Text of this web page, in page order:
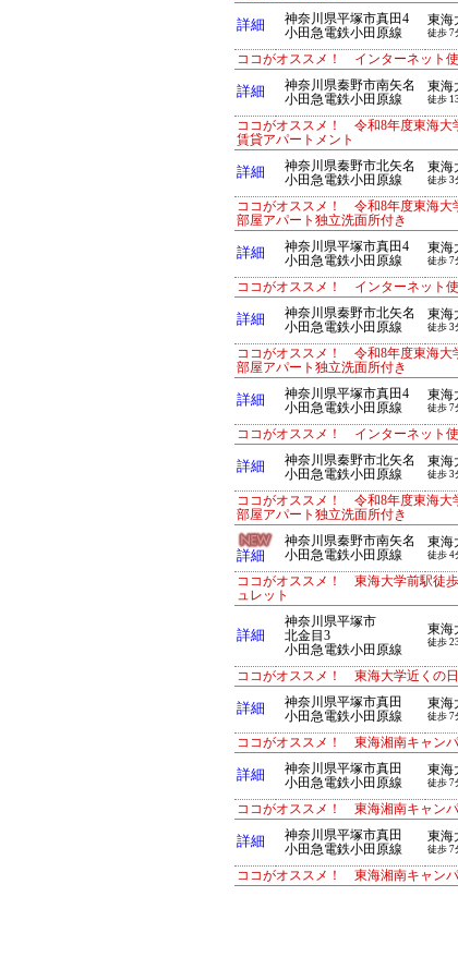
詳細
神奈川県平塚市真田4
小田急電鉄小田原線
東海
徒歩 7
ココがオススメ！ インターネット
詳細
神奈川県秦野市南矢名
小田急電鉄小田原線
東海
徒歩
ココがオススメ！ 令和8年度東海大
賃貸アパートメント
詳細
神奈川県秦野市北矢名
小田急電鉄小田原線
東海
徒歩 3
ココがオススメ！ 令和8年度東海大
部屋アパート独立洗面所付き
詳細
神奈川県平塚市真田4
小田急電鉄小田原線
東海
徒歩 7
ココがオススメ！ インターネット
詳細
神奈川県秦野市北矢名
小田急電鉄小田原線
東海
徒歩 3
ココがオススメ！ 令和8年度東海大
部屋アパート独立洗面所付き
詳細
神奈川県平塚市真田4
小田急電鉄小田原線
東海
徒歩 7
ココがオススメ！ インターネット
詳細
神奈川県秦野市北矢名
小田急電鉄小田原線
東海
徒歩 3
ココがオススメ！ 令和8年度東海大
部屋アパート独立洗面所付き
詳細
神奈川県秦野市南矢名
小田急電鉄小田原線
東海
徒歩 4
ココがオススメ！ 東海大学前駅徒
ュレット
詳細
神奈川県平塚市
北金目3
小田急電鉄小田原線
東海
徒歩
ココがオススメ！ 東海大学近く
詳細
神奈川県平塚市真田
小田急電鉄小田原線
東海
徒歩 7
ココがオススメ！ 東海湘南キャン
詳細
神奈川県平塚市真田
小田急電鉄小田原線
東海
徒歩 7
ココがオススメ！ 東海湘南キャン
詳細
神奈川県平塚市真田
小田急電鉄小田原線
東海
徒歩 7
ココがオススメ！ 東海湘南キャン